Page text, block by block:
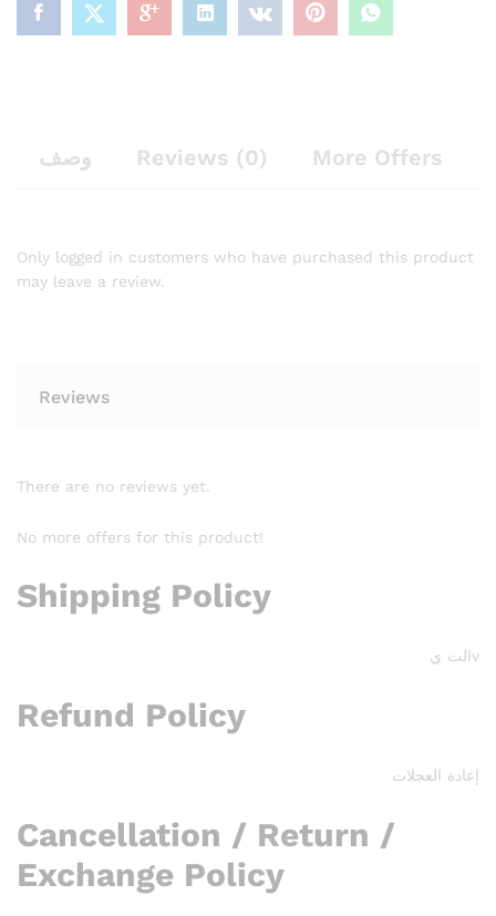
f
وصف Reviews (0) More Offers
Only logged in customers who have purchased this product
may leave a review.
Reviews
There are no reviews yet.
No more offers for this product!
Shipping Policy
vالت ي
Refund Policy
إعادة العجلات
Cancellation / Return /
Exchange Policy